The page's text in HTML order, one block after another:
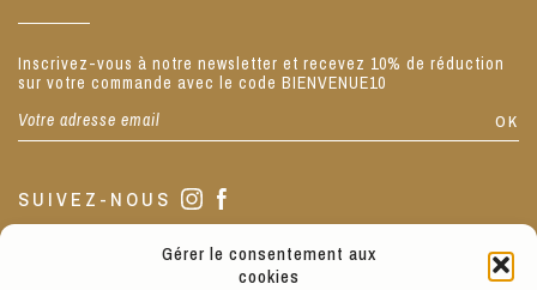
Gérer le consentement aux
cookies
Inscrivez-vous à notre newsletter et recevez 10% de réduction
sur votre commande avec le code BIENVENUE10
SUIVEZ-NOUS